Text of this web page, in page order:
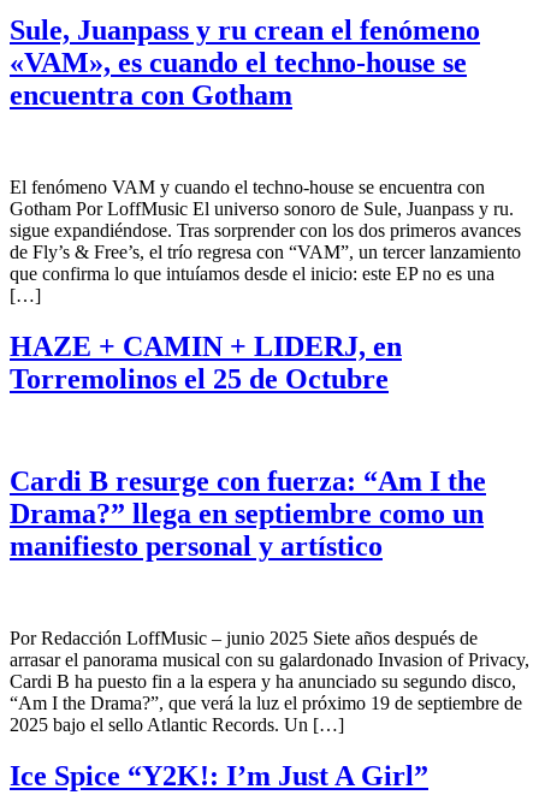
Sule, Juanpass y ru crean el fenómeno
«VAM», es cuando el techno-house se
encuentra con Gotham
El fenómeno VAM y cuando el techno-house se encuentra con
Gotham Por LoffMusic El universo sonoro de Sule, Juanpass y ru.
sigue expandiéndose. Tras sorprender con los dos primeros avances
de Fly’s & Free’s, el trío regresa con “VAM”, un tercer lanzamiento
que confirma lo que intuíamos desde el inicio: este EP no es una
[…]
HAZE + CAMIN + LIDERJ, en
Torremolinos el 25 de Octubre
Cardi B resurge con fuerza: “Am I the
Drama?” llega en septiembre como un
manifiesto personal y artístico
Por Redacción LoffMusic – junio 2025 Siete años después de
arrasar el panorama musical con su galardonado Invasion of Privacy,
Cardi B ha puesto fin a la espera y ha anunciado su segundo disco,
“Am I the Drama?”, que verá la luz el próximo 19 de septiembre de
2025 bajo el sello Atlantic Records. Un […]
Ice Spice “Y2K!: I’m Just A Girl”